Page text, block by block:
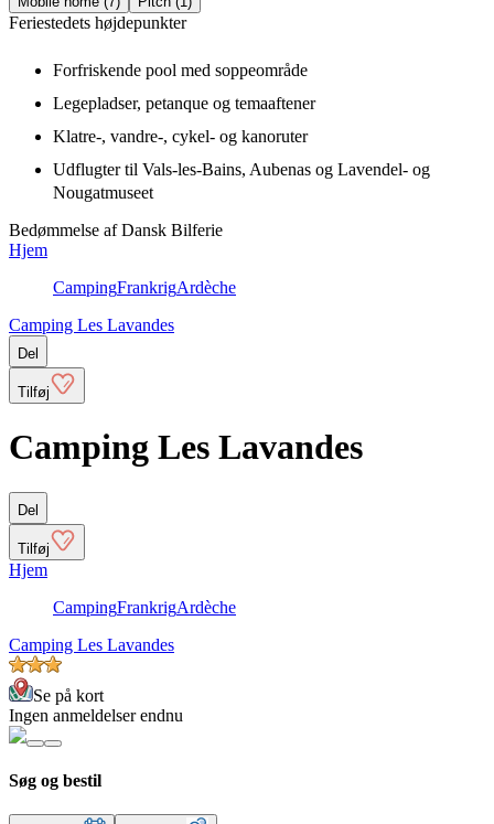
Feriestedets højdepunkter
Forfriskende pool med soppeområde
Legepladser, petanque og temaaftener
Klatre-, vandre-, cykel- og kanoruter
Udflugter til Vals-les-Bains, Aubenas og Lavendel- og
Nougatmuseet
Bedømmelse af Dansk Bilferie
Hjem
CampingFrankrigArdèche
Camping Les Lavandes
Del
Tilføj
Camping Les Lavandes
Del
Tilføj
Hjem
CampingFrankrigArdèche
Camping Les Lavandes
Se på kort
Ingen anmeldelser endnu
Søg og bestil